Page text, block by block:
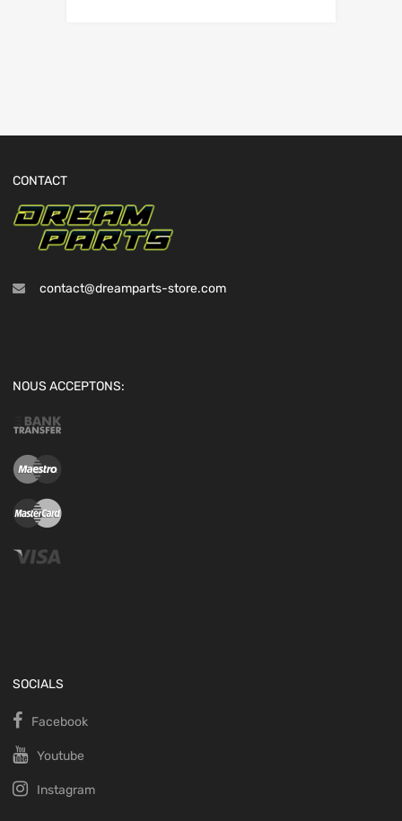
CONTACT
contact@dreamparts-store.com
NOUS ACCEPTONS:
SOCIALS
Facebook
Youtube
Instagram